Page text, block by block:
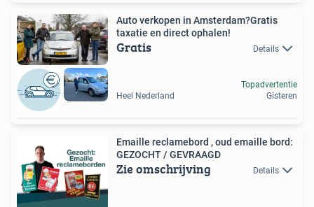
Auto verkopen in Amsterdam?Gratis
taxatie en direct ophalen!
Gratis Details
Heel Nederland
Topadvertentie
Gisteren
Emaille reclamebord , oud emaille bord:
GEZOCHT / GEVRAAGD
Zie omschrijving Details